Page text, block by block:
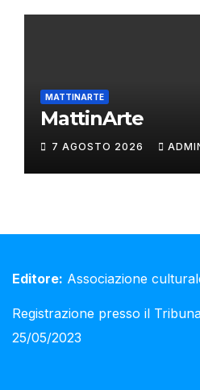
MATTINARTE
MattinArte
7 AGOSTO 2026
Editore: Associazione
Registrazione presso il
25/05/2023